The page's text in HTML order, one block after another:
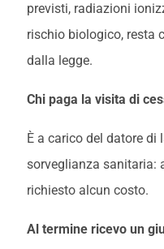
previsti, radiazioni
rischio biologico, resta
dalla legge.
Chi paga la visita di
È a carico del datore di
sorveglianza sanitaria:
richiesto alcun costo.
Al termine ricevo un